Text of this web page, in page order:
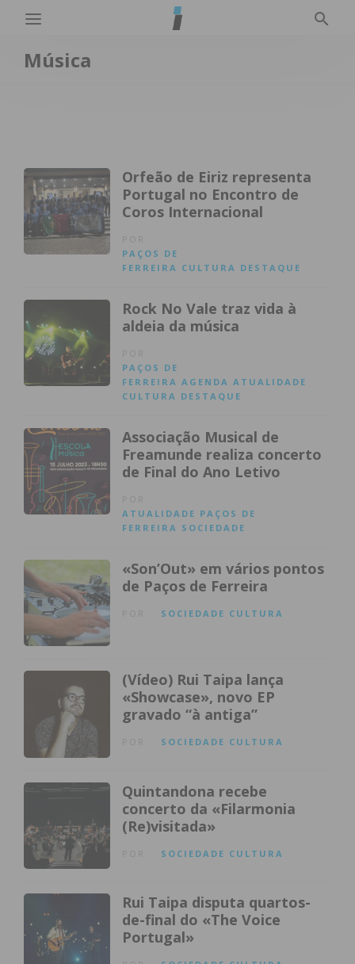
Música
Orfeão de Eiriz representa
Portugal no Encontro de
Coros Internacional
PAÇOS DE
FERREIRA CULTURA DESTAQUE
Rock No Vale traz vida à
aldeia da música
PAÇOS DE
FERREIRA AGENDA ATUALIDADE
CULTURA DESTAQUE
Associação Musical de
Freamunde realiza concerto
de Final do Ano Letivo
ATUALIDADE PAÇOS DE
FERREIRA SOCIEDADE
«Son’Out» em vários pontos
de Paços de Ferreira
SOCIEDADE CULTURA
(Vídeo) Rui Taipa lança
«Showcase», novo EP
gravado “à antiga”
SOCIEDADE CULTURA
Quintandona recebe
concerto da «Filarmonia
(Re)visitada»
SOCIEDADE CULTURA
Rui Taipa disputa quartos-
de-final do «The Voice
Portugal»